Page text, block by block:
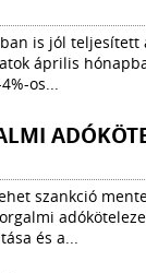
is jól teljesített
április
os...
szankció
és a...